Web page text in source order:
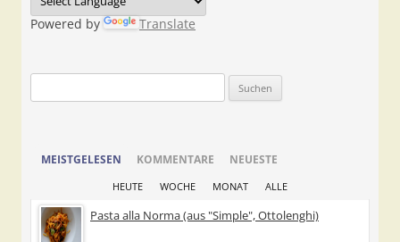
Powered by Translate
nach:
MEISTGELESEN KOMMENTARE NEUESTE
HEUTE WOCHE MONAT ALLE
Pasta alla Norma (aus "Simple", Ottolenghi)